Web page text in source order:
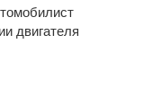
двигателя